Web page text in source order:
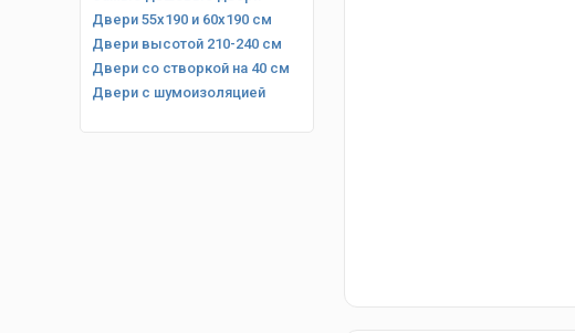
Двери 55х190 и 60х190 см
Двери высотой 210-240 см
Двери со створкой на 40 см
Двери с шумоизоляцией